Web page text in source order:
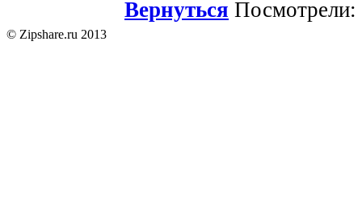
Вернуться Посмотрели:
© Zipshare.ru 2013